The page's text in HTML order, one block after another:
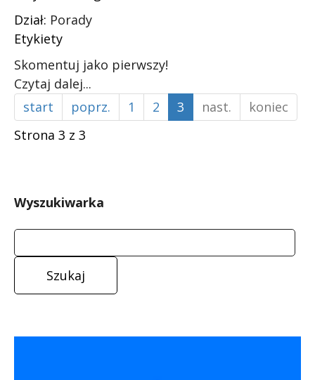
Dział: Porady
Etykiety
Skomentuj jako pierwszy!
Czytaj dalej...
start
poprz. 1 2 3 nast.
koniec
Strona 3 z 3
Wyszukiwarka